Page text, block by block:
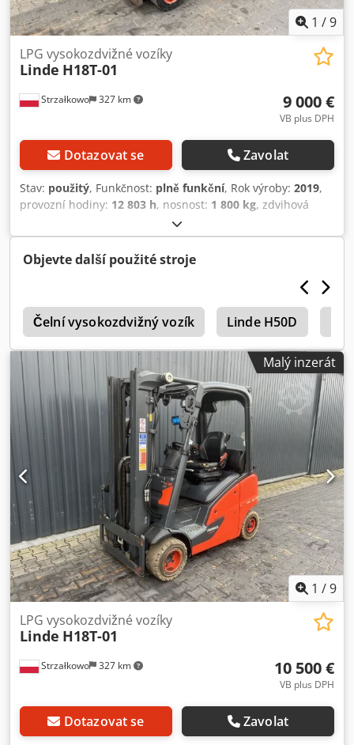
1 /9
Strzałkowo 327 km
LPG vysokozdvižné vozíky
Linde H18T-01
9 000 €
VB plus DPH
Dotazovat se Zavolat
Stav: použitý, Funkčnost: plně funkční, Rok výroby: 2019,
provozní hodiny: 12 803 h, nosnost: 1 800 kg, zdvihová
, volný zdvih:1 519 mm
typ stožáru:triplex, stavební výška:2 121 mm, typ pohonu:
Treibgas, Vysokozdvižný vozík na pohon LPG ISO třída: ISO
třída 2 = 1.000 - 2.500 kg Typ stožáru: Triplex Stav:
Připraven k provozu a plně funkční Technický stav: dobrý
Dodpoy Iixxefx Aatjck 3. ventil, 4. ventil, topení, kompletní
kabina,
Objevte další použité stroje
Čelní vysokozdvižný vozík Linde H50D
Malý inzerát
1 /9
Strzałkowo 327 km
LPG vysokozdvižné vozíky
Linde H18T-01
10 500 €
VB plus DPH
Dotazovat se Zavolat